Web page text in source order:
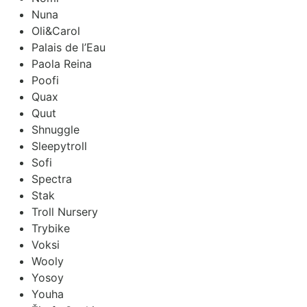
Nuna
Oli&Carol
Palais de l’Eau
Paola Reina
Poofi
Quax
Quut
Shnuggle
Sleepytroll
Sofi
Spectra
Stak
Troll Nursery
Trybike
Voksi
Wooly
Yosoy
Youha